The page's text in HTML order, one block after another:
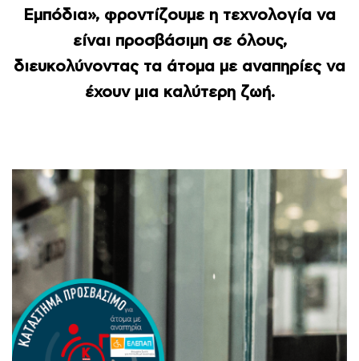
Εμπόδια», φροντίζουμε η τεχνολογία να
είναι προσβάσιμη σε όλους,
διευκολύνοντας τα άτομα με αναπηρίες να
έχουν μια καλύτερη ζωή.